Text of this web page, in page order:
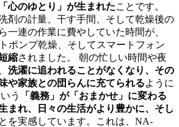
心のゆとり」が生まれたことです。
剤の計量、干す手間、そして乾燥後の
一連の作業に費やしていた時間が、
ポンプ乾燥、そしてスマートフォン
縮されました。 朝の忙しい時間や夜
洗濯に追われることがなくなり、その
や家族との団らんに充てられるように
う
「義務」が「おまかせ」に変わる
まれ、日々の生活がより豊かに、そし
を実感しています。これは、NA-